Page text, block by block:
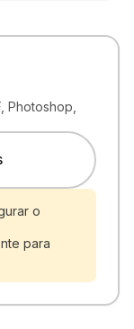
Photoshop,
o
para